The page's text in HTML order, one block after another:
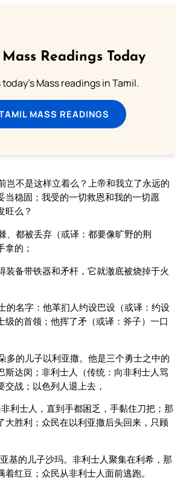
Readings Today
Mass readings in Tamil.
MASS READINGS
岂不是这样立着么？上帝和我立了永远的
当稳固；我受的一切救恩和我的一切愿
旺么？
、都被丢弃（或译：都要像旷野的荆
拿的；
装备带铁器和矛杆，它就澈底被烧掉于火
的名字：他革扪人约设巴设（或译：约设
级的首领；他挥了矛（或译：斧子）一口
多的儿子以利亚撒。他是三个勇士之中的
斯达闵；非利士人（传统：向非利士人骂
交战；以色列人退上去，
利士人，直到手都困乏，手黏住刀把；那
大胜利；众民在以利亚撒后头回来，只顾
基的儿子沙玛。非利士人聚集在利希，那
着红豆；众民从非利士人面前逃跑。